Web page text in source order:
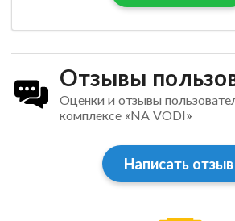
Отзывы
Оценки и отзывы
комплексе «NA VODI»
Написать отзыв